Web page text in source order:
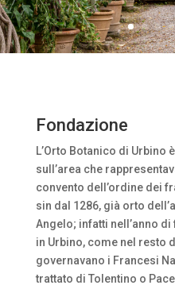
Fondazione
L’Orto Botanico di Urbino
sull’area che
convento dell’ordine dei
sin dal 1286, già orto
Angelo; infatti nell’anno
in Urbino, come nel resto
governavano i Francesi
trattato di Tolentino o